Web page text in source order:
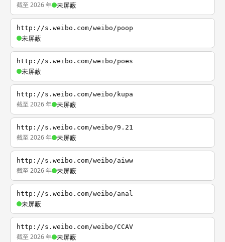
截至 2026 年 未屏蔽
http://s.weibo.com/weibo/poop
未屏蔽
http://s.weibo.com/weibo/poes
未屏蔽
http://s.weibo.com/weibo/kupa
截至 2026 年 未屏蔽
http://s.weibo.com/weibo/9.21
截至 2026 年 未屏蔽
http://s.weibo.com/weibo/aiww
截至 2026 年 未屏蔽
http://s.weibo.com/weibo/anal
未屏蔽
http://s.weibo.com/weibo/CCAV
截至 2026 年 未屏蔽